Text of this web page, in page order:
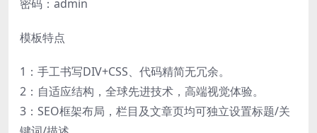
密码：admin
模板特点
1：手工书写DIV+CSS、代码精简无冗余。
2：自适应结构，全球先进技术，高端视觉体验。
3：SEO框架布局，栏目及文章页均可独立设置标题/关